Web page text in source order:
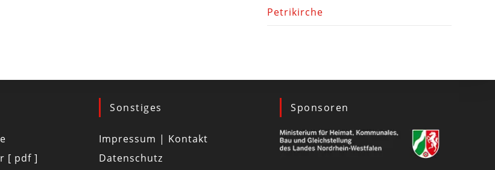
Petrikirche
[ pdf ]
Sonstiges
Impressum | Kontakt
Datenschutz
Sponsoren